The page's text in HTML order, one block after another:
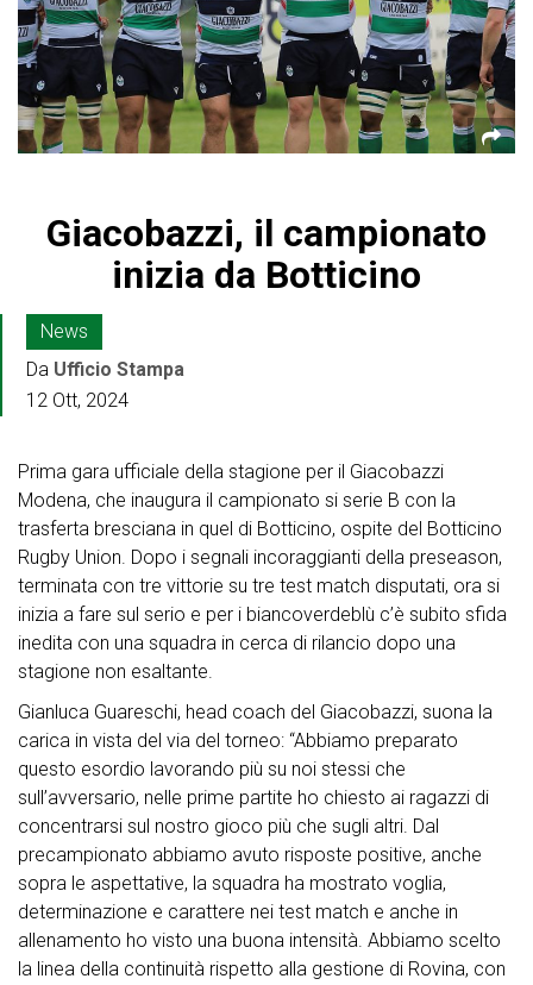
Giacobazzi, il campionato
inizia da Botticino
News
Da Ufficio Stampa
12 Ott, 2024
Prima gara ufficiale della stagione per il Giacobazzi
Modena, che inaugura il campionato si serie B con la
trasferta bresciana in quel di Botticino, ospite del Botticino
Rugby Union. Dopo i segnali incoraggianti della preseason,
terminata con tre vittorie su tre test match disputati, ora si
inizia a fare sul serio e per i biancoverdeblù c’è subito sfida
inedita con una squadra in cerca di rilancio dopo una
stagione non esaltante.
Gianluca Guareschi, head coach del Giacobazzi, suona la
carica in vista del via del torneo: “Abbiamo preparato
questo esordio lavorando più su noi stessi che
sull’avversario, nelle prime partite ho chiesto ai ragazzi di
concentrarsi sul nostro gioco più che sugli altri. Dal
precampionato abbiamo avuto risposte positive, anche
sopra le aspettative, la squadra ha mostrato voglia,
determinazione e carattere nei test match e anche in
allenamento ho visto una buona intensità. Abbiamo scelto
la linea della continuità rispetto alla gestione di Rovina, con